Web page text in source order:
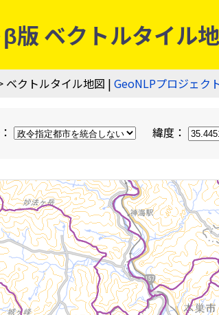
版 ベクトルタイル
ベクトルタイル地図 | GeoNLPプロジェク
緯度：